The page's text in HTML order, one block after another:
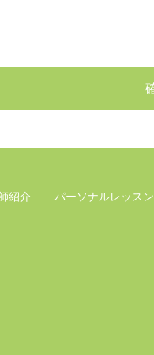
紹介 パーソナルレッスン